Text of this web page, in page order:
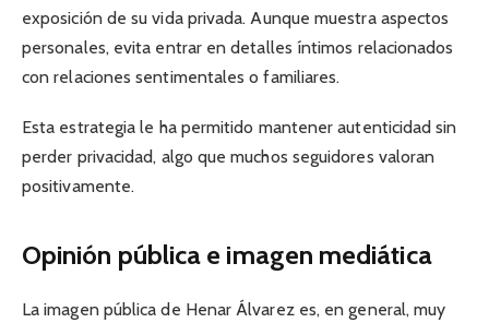
exposición de su vida privada. Aunque muestra aspectos
personales, evita entrar en detalles íntimos relacionados
con relaciones sentimentales o familiares.
Esta estrategia le ha permitido mantener autenticidad sin
perder privacidad, algo que muchos seguidores valoran
positivamente.
Opinión pública e imagen mediática
La imagen pública de Henar Álvarez es, en general, muy